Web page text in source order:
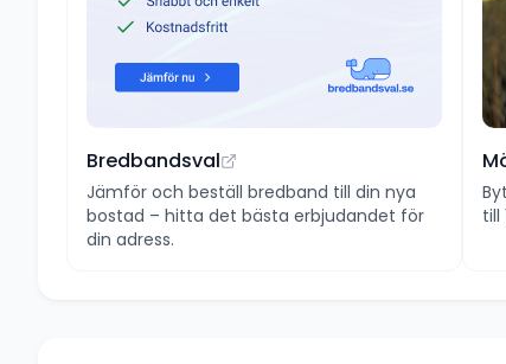
Bredbandsval
Jämför och beställ bredband till din nya
bostad – hitta det bästa erbjudandet för
din adress.
till